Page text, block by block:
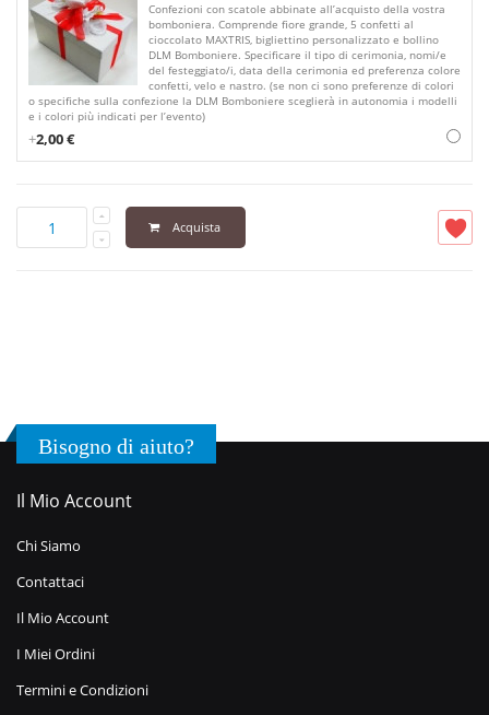
Confezioni con scatole abbinate all’acquisto della vostra
bomboniera. Comprende fiore grande, 5 confetti al
cioccolato MAXTRIS, bigliettino personalizzato e bollino
DLM Bomboniere. Specificare il tipo di cerimonia, nomi/e
del festeggiato/i, data della cerimonia ed preferenza colore
confetti, velo e nastro. (se non ci sono preferenze di colori
o specifiche sulla confezione la DLM Bomboniere sceglierà in autonomia i modelli
e i colori più indicati per l’evento)
+2,00 €
Acquista
Bisogno di aiuto?
Il Mio Account
Chi Siamo
Contattaci
Il Mio Account
I Miei Ordini
Termini e Condizioni